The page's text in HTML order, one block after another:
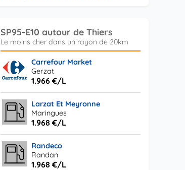
SP95-E10 autour de Thiers
Carrefour Market
Gerzat
1.966 €/L
Larzat Et Meyronne
Maringues
1.968 €/L
Randeco
Randan
1.968 €/L